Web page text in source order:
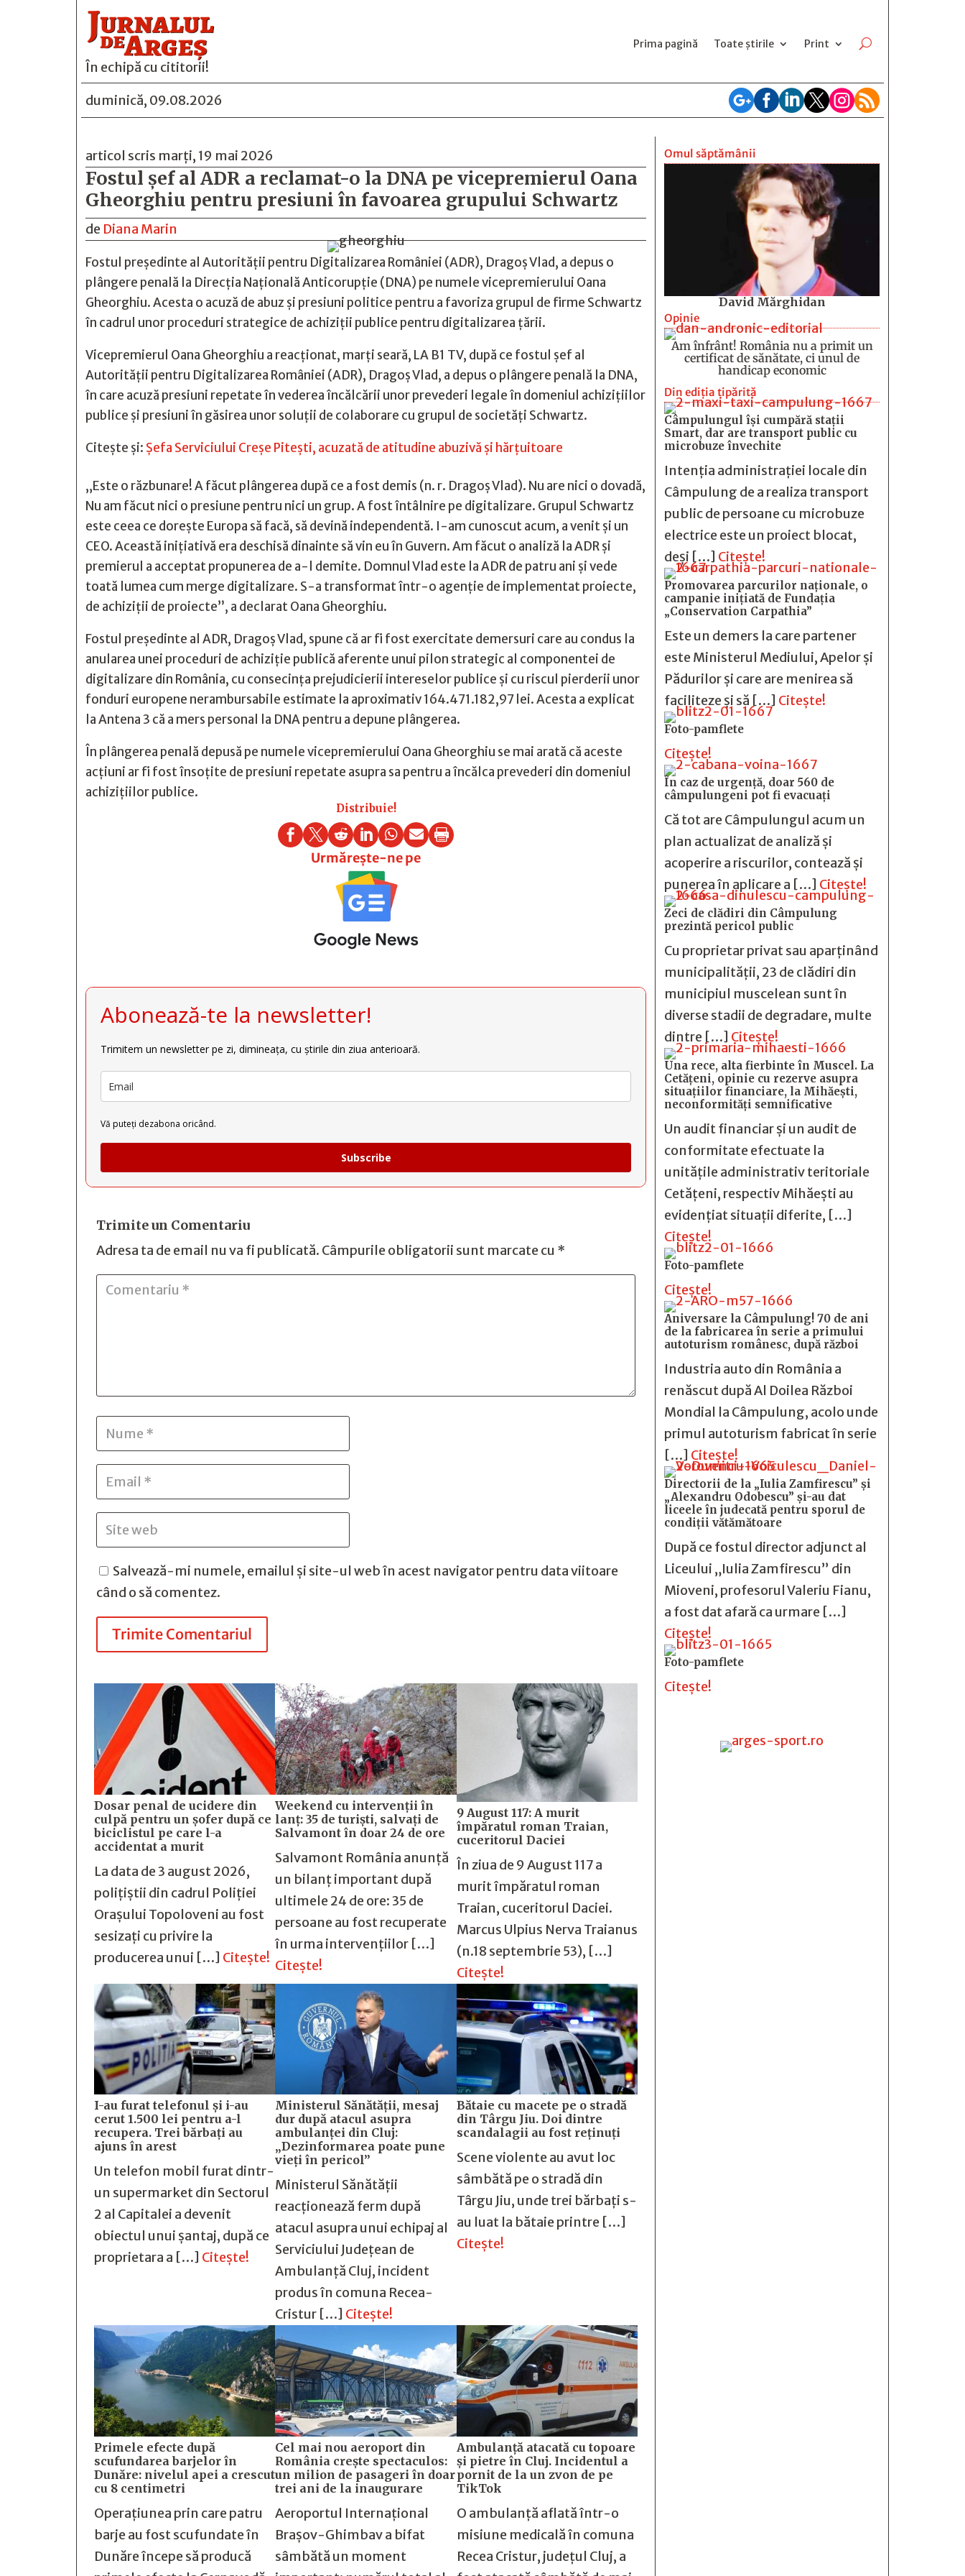
În echipă cu cititorii!
Prima pagină Toate știrile Print
duminică, 09.08.2026 
articol scris marți, 19 mai 2026
Fostul șef al ADR a reclamat-o la DNA pe vicepremierul Oana
Gheorghiu pentru presiuni în favoarea grupului Schwartz
de Diana Marin
Fostul președinte al Autorității pentru Digitalizarea României (ADR), Dragoș Vlad, a depus o
plângere penală la Direcția Națională Anticorupție (DNA) pe numele vicepremierului Oana
Gheorghiu. Acesta o acuză de abuz și presiuni politice pentru a favoriza grupul de firme Schwartz
în cadrul unor proceduri strategice de achiziții publice pentru digitalizarea țării.
Vicepremierul Oana Gheorghiu a reacționat, marți seară, LA B1 TV, după ce fostul şef al
Autorităţii pentru Digitalizarea României (ADR), Dragoş Vlad, a depus o plângere penală la DNA,
în care acuză presiuni repetate în vederea încălcării unor prevederi legale în domeniul achiziţiilor
publice şi presiuni în găsirea unor soluţii de colaborare cu grupul de societăţi Schwartz.
Citește și: Şefa Serviciului Creşe Piteşti, acuzată de atitudine abuzivă şi hărţuitoare
„Este o răzbunare! A făcut plângerea după ce a fost demis (n. r. Dragoș Vlad). Nu are nici o dovadă,
Nu am făcut nici o presiune pentru nici un grup. A fost întâlnire pe digitalizare. Grupul Schwartz
este ceea ce dorește Europa să facă, să devină independentă. I-am cunoscut acum, a venit și un
CEO. Această inițiativă era deschisă dinainte să vin eu în Guvern. Am făcut o analiză la ADR și
premierul a acceptat propunerea de a-l demite. Domnul Vlad este la ADR de patru ani și vede
toată lumea cum merge digitalizare. S-a transformat într-o agenție de implementat proiecte,
de achiziții de proiecte”, a declarat Oana Gheorghiu.
Fostul președinte al ADR, Dragoș Vlad, spune că ar fi fost exercitate demersuri care au condus la
anularea unei proceduri de achiziție publică aferente unui pilon strategic al componentei de
digitalizare din România, cu consecința prejudicierii intereselor publice și cu riscul pierderii unor
fonduri europene nerambursabile estimate la aproximativ 164.471.182,97 lei. Acesta a explicat
la Antena 3 că a mers personal la DNA pentru a depune plângerea.
În plângerea penală depusă pe numele vicepremierului Oana Gheorghiu se mai arată că aceste
acțiuni ar fi fost însoțite de presiuni repetate asupra sa pentru a încălca prevederi din domeniul
achizițiilor publice.
Distribuie!
      
Urmărește-ne pe
Abonează-te la newsletter!
Trimitem un newsletter pe zi, dimineața, cu știrile din ziua anterioară.
Vă puteți dezabona oricând.
Subscribe
Trimite un Comentariu
Adresa ta de email nu va fi publicată. Câmpurile obligatorii sunt marcate cu *
Salvează-mi numele, emailul și site-ul web în acest navigator pentru data viitoare
când o să comentez.
Trimite Comentariul
Dosar penal de ucidere din
culpă pentru un șofer după ce
biciclistul pe care l-a
accidentat a murit
La data de 3 august 2026,
polițiștii din cadrul Poliției
Orașului Topoloveni au fost
sesizați cu privire la
producerea unui […] Citește!
Weekend cu intervenții în
lanț: 35 de turiști, salvați de
Salvamont în doar 24 de ore
Salvamont România anunță
un bilanț important după
ultimele 24 de ore: 35 de
persoane au fost recuperate
în urma intervențiilor […]
Citește!
9 August 117: A murit
împăratul roman Traian,
cuceritorul Daciei
În ziua de 9 August 117 a
murit împăratul roman
Traian, cuceritorul Daciei.
Marcus Ulpius Nerva Traianus
(n.18 septembrie 53), […]
Citește!
I-au furat telefonul și i-au
cerut 1.500 lei pentru a-l
recupera. Trei bărbați au
ajuns în arest
Un telefon mobil furat dintr-
un supermarket din Sectorul
2 al Capitalei a devenit
obiectul unui șantaj, după ce
proprietara a […] Citește!
Ministerul Sănătății, mesaj
dur după atacul asupra
ambulanței din Cluj:
„Dezinformarea poate pune
vieți în pericol”
Ministerul Sănătății
reacționează ferm după
atacul asupra unui echipaj al
Serviciului Județean de
Ambulanță Cluj, incident
produs în comuna Recea-
Cristur […] Citește!
Bătaie cu macete pe o stradă
din Târgu Jiu. Doi dintre
scandalagii au fost reținuți
Scene violente au avut loc
sâmbătă pe o stradă din
Târgu Jiu, unde trei bărbați s-
au luat la bătaie printre […]
Citește!
Primele efecte după
scufundarea barjelor în
Dunăre: nivelul apei a crescut
cu 8 centimetri
Operațiunea prin care patru
barje au fost scufundate în
Dunăre începe să producă
Cel mai nou aeroport din
România crește spectaculos:
un milion de pasageri în doar
trei ani de la inaugurare
Aeroportul Internațional
Brașov-Ghimbav a bifat
sâmbătă un moment
Ambulanță atacată cu topoare
și pietre în Cluj. Incidentul a
pornit de la un zvon de pe
TikTok
O ambulanță aflată într-o
misiune medicală în comuna
Recea Cristur, județul Cluj, a
Omul săptămânii
David Mărghidan
Opinie
Am înfrânt! România nu a primit un
certificat de sănătate, ci unul de
handicap economic
Din ediția tipărită
Câmpulungul îşi cumpără staţii
Smart, dar are transport public cu
microbuze învechite
Intenția administrației locale din
Câmpulung de a realiza transport
public de persoane cu microbuze
electrice este un proiect blocat,
deși […] Citește!
Promovarea parcurilor naționale, o
campanie inițiată de Fundația
„Conservation Carpathia”
Este un demers la care partener
este Ministerul Mediului, Apelor și
Pădurilor și care are menirea să
faciliteze și să […] Citește!
Foto-pamflete
Citește!
În caz de urgență, doar 560 de
câmpulungeni pot fi evacuați
Că tot are Câmpulungul acum un
plan actualizat de analiză și
acoperire a riscurilor, contează și
punerea în aplicare a […] Citește!
Zeci de clădiri din Câmpulung
prezintă pericol public
Cu proprietar privat sau aparținând
municipalității, 23 de clădiri din
municipiul muscelean sunt în
diverse stadii de degradare, multe
dintre […] Citește!
Una rece, alta fierbinte în Muscel. La
Cetăţeni, opinie cu rezerve asupra
situaţiilor financiare, la Mihăeşti,
neconformităţi semnificative
Un audit financiar și un audit de
conformitate efectuate la
unitățile administrativ teritoriale
Cetățeni, respectiv Mihăești au
evidențiat situații diferite, […]
Citește!
Foto-pamflete
Citește!
Aniversare la Câmpulung! 70 de ani
de la fabricarea în serie a primului
autoturism românesc, după război
Industria auto din România a
renăscut după Al Doilea Război
Mondial la Câmpulung, acolo unde
primul autoturism fabricat în serie
[…] Citește!
Directorii de la „Iulia Zamfirescu” și
„Alexandru Odobescu” și-au dat
liceele în judecată pentru sporul de
condiții vătămătoare
După ce fostul director adjunct al
Liceului „Iulia Zamfirescu” din
Mioveni, profesorul Valeriu Fianu,
a fost dat afară ca urmare […]
Citește!
Foto-pamflete
Citește!